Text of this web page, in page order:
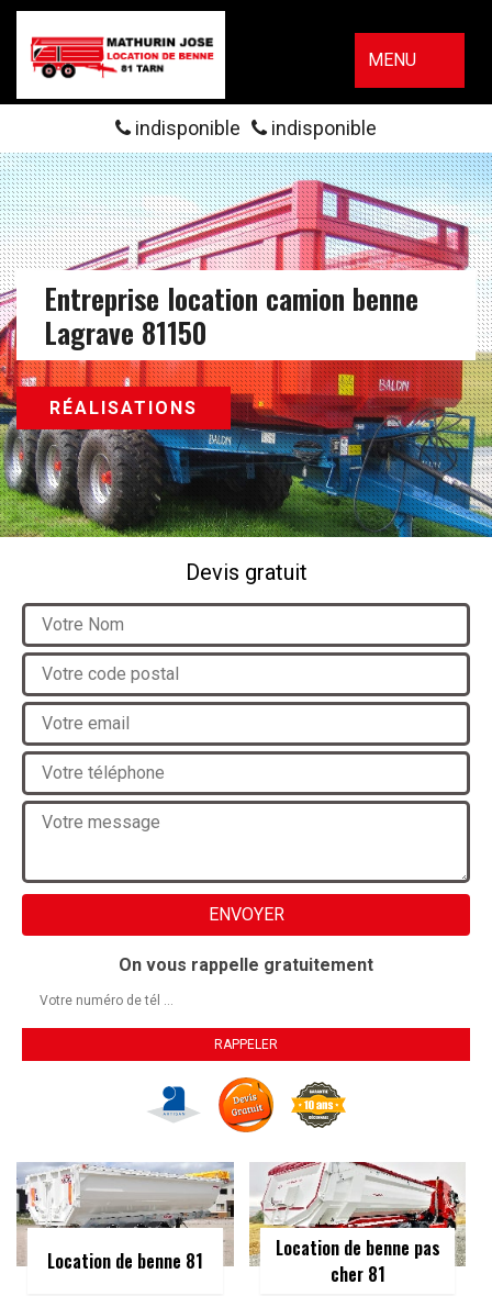
MENU
indisponible indisponible
Entreprise location camion benne
Lagrave 81150
RÉALISATIONS
Devis gratuit
On vous rappelle gratuitement
Location de benne 81
Location de benne pas
cher 81